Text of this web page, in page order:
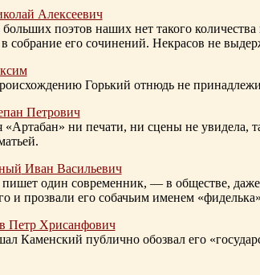
Алексеевич
поэтов наших нет такого
собрание его сочинений. Некрасов не
Горький отнюдь не
Петрович
«Артабан» ни печати, ни сцены не увидела,
Иван Васильевич
один современник, — в обществе,
и прозвали его собачьим именем
Петр Хрисанфович
Каменский публично обозвал его